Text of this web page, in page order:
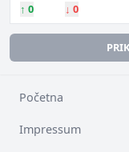
↑ 0 ↓ 0
Početna
Impressum